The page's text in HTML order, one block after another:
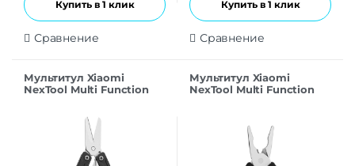
Купить в 1 клик
Сравнение
Купить в 1 клик
Сравнение
Мультитул Xiaomi
NexTool Multi Function
Мультитул Xiaomi
NexTool Multi Function